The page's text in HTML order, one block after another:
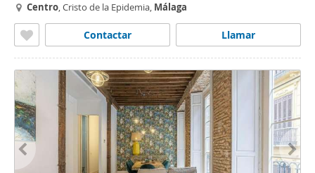
Centro, Cristo de la Epidemia, Málaga
Llamar
Contactar